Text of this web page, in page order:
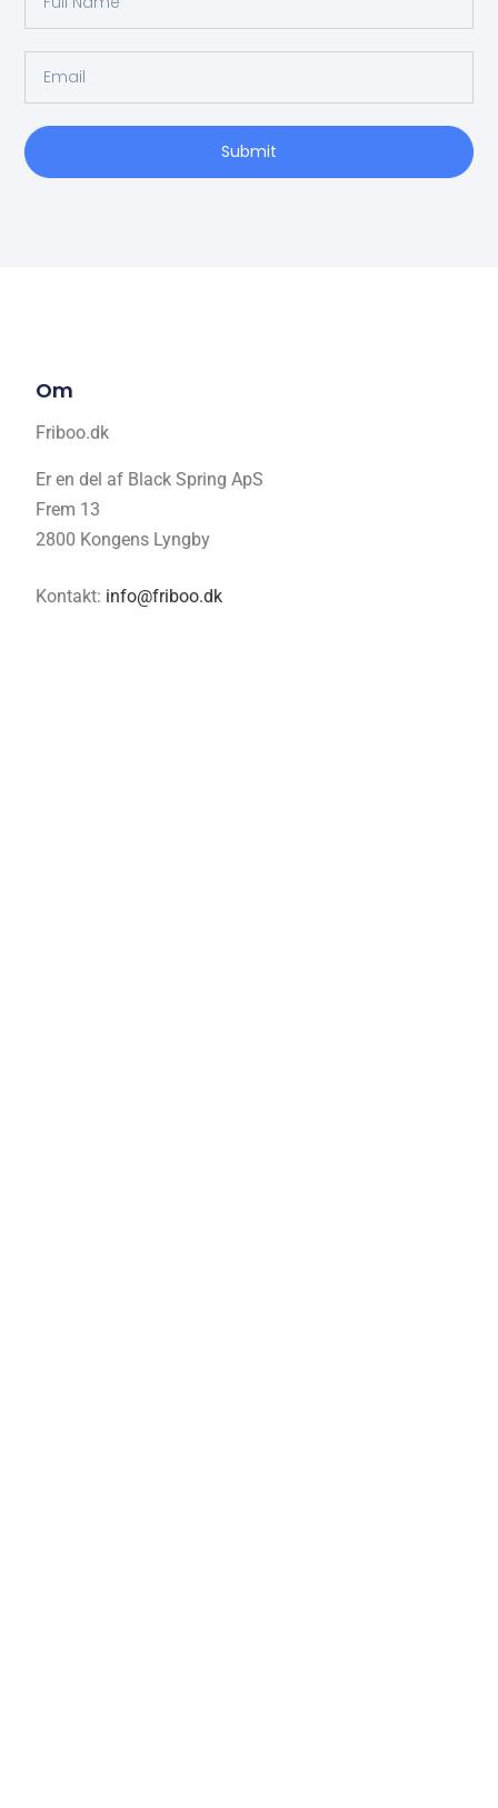
Submit
Om
Friboo.dk
Er en del af Black Spring ApS
Frem 13
2800 Kongens Lyngby
Kontakt: info@friboo.dk